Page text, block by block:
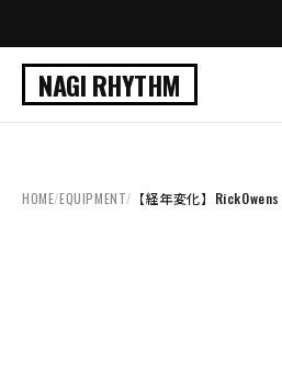
NAGI RHYTHM
HOME/EQUIPMENT/ 【経年変化】